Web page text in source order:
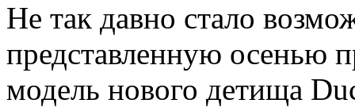
Не так давно стало
представленную осенью
модель нового детища